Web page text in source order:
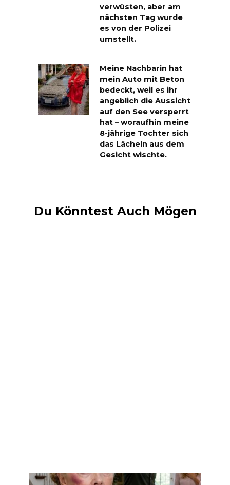
verwüsten, aber am
nächsten Tag wurde
es von der Polizei
umstellt.
Meine Nachbarin hat
mein Auto mit Beton
bedeckt, weil es ihr
angeblich die Aussicht
auf den See versperrt
hat – woraufhin meine
8-jährige Tochter sich
das Lächeln aus dem
Gesicht wischte.
Du Könntest Auch Mögen